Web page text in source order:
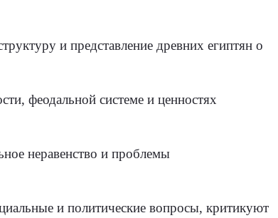
и представление древних египтян о
феодальной системе и ценностях
неравенство и проблемы
и политические вопросы, критикуют